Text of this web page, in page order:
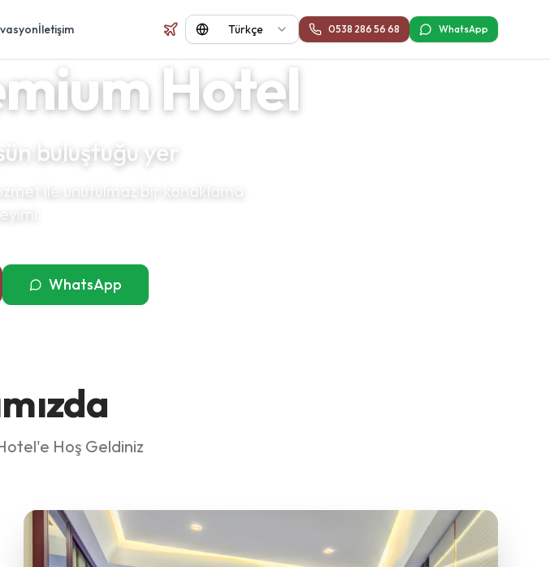
İletişim Türkçe 0538 286 56 68 WhatsApp
Hotel
buluştuğu yer
ile unutulmaz bir konaklama
WhatsApp
Hoş Geldiniz